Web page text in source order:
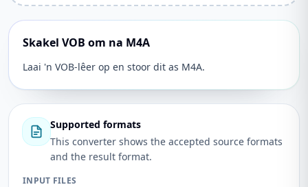
Skakel VOB om na M4A
Laai 'n VOB-lêer op en stoor dit as M4A.
Supported formats
This converter shows the accepted source formats
and the result format.
INPUT FILES